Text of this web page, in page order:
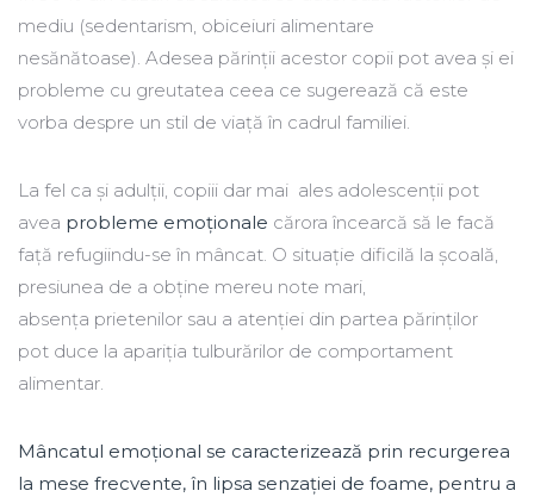
mediu (sedentarism, obiceiuri alimentare
nesănătoase). Adesea părinții acestor copii pot avea și ei
probleme cu greutatea ceea ce sugerează că este
vorba despre un stil de viață în cadrul familiei.
La fel ca și adulții, copiii dar mai ales adolescenții pot
avea probleme emoționale cărora încearcă să le facă
față refugiindu-se în mâncat. O situație dificilă la școală,
presiunea de a obține mereu note mari,
absența prietenilor sau a atenției din partea părinților
pot duce la apariția tulburărilor de comportament
alimentar.
Mâncatul emoțional se caracterizează prin recurgerea
la mese frecvente, în lipsa senzației de foame, pentru a